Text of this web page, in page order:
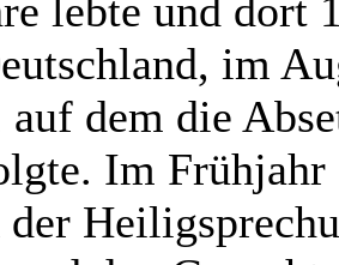
lebte und
im
dem die
Im Frühjahr
der